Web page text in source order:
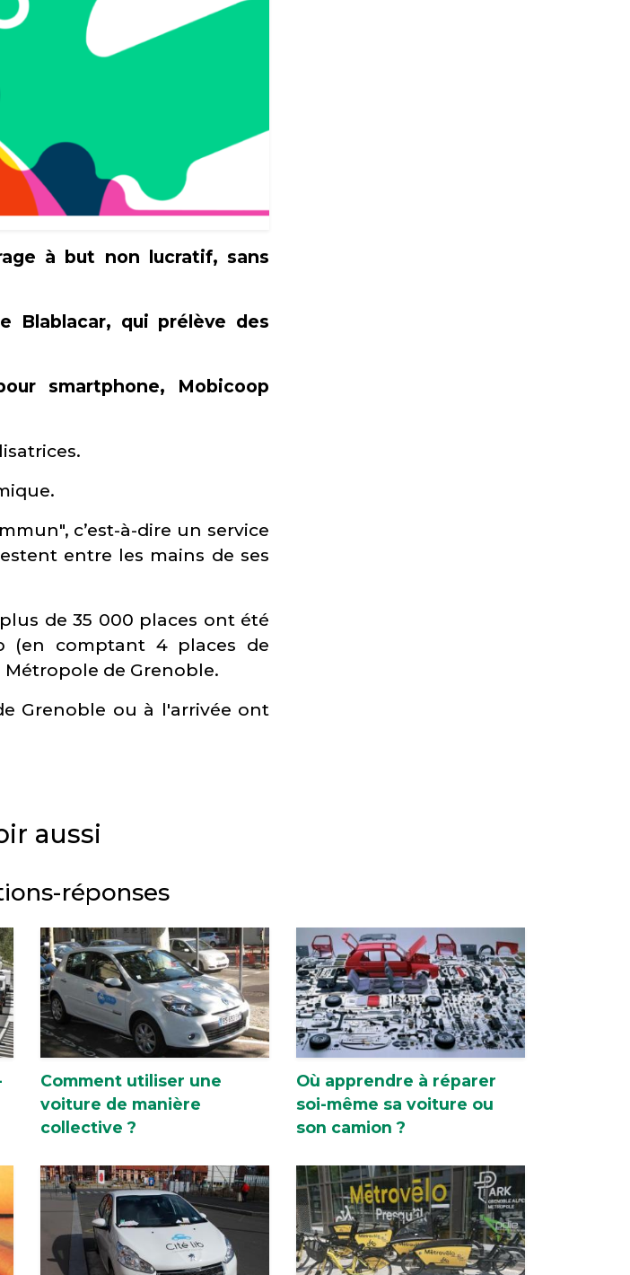
à but non lucratif, sans
Blablacar, qui prélève des
smartphone, Mobicoop
c’est-à-dire un service
entre les mains de ses
de 35 000 places ont été
(en comptant 4 places de
de Grenoble.
Grenoble ou à l'arrivée ont
aussi
réponses
Comment utiliser une
voiture de manière
collective ?
Où apprendre à réparer
soi-même sa voiture ou
son camion ?